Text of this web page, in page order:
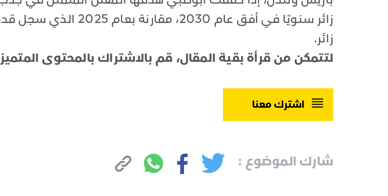
زائر.
لتتمكن من قرأة بقية المقال، قم بالاشتراك بالمحتوى المتميز
اشترك معنا
شارك الموضوع :